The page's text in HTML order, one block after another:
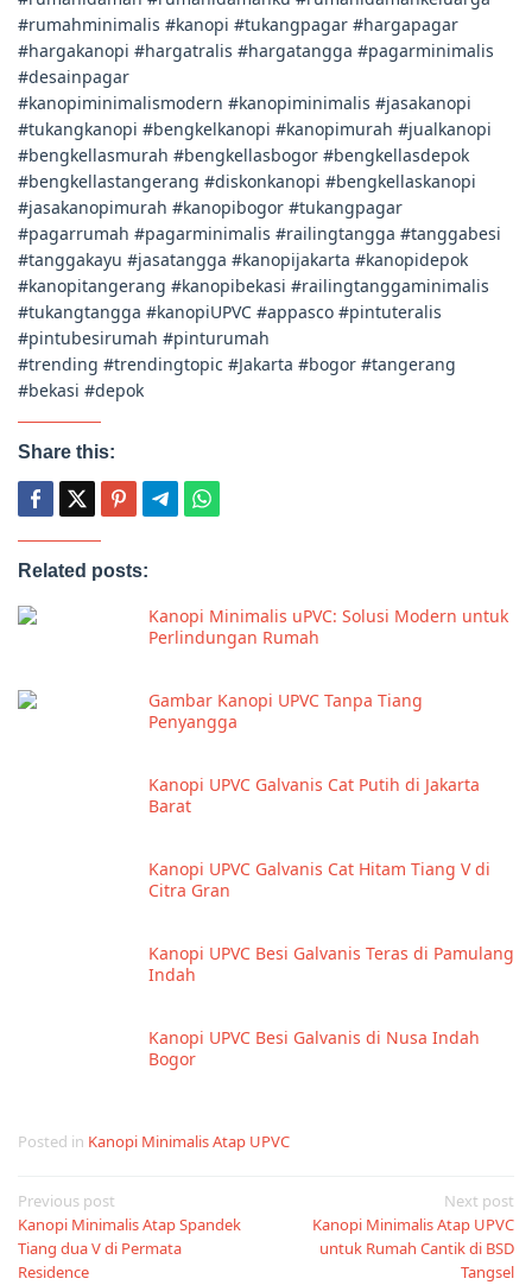
#rumahminimalis #kanopi #tukangpagar #hargapagar
#hargakanopi #hargatralis #hargatangga #pagarminimalis
#desainpagar
#kanopiminimalismodern #kanopiminimalis #jasakanopi
#tukangkanopi #bengkelkanopi #kanopimurah #jualkanopi
#bengkellasmurah #bengkellasbogor #bengkellasdepok
#bengkellastangerang #diskonkanopi #bengkellaskanopi
#jasakanopimurah #kanopibogor #tukangpagar
#pagarrumah #pagarminimalis #railingtangga #tanggabesi
#tanggakayu #jasatangga #kanopijakarta #kanopidepok
#kanopitangerang #kanopibekasi #railingtanggaminimalis
#tukangtangga #kanopiUPVC #appasco #pintuteralis
#pintubesirumah #pinturumah
#trending #trendingtopic #Jakarta #bogor #tangerang
#bekasi #depok
Share this:
Related posts:
Kanopi Minimalis uPVC: Solusi Modern untuk
Perlindungan Rumah
Gambar Kanopi UPVC Tanpa Tiang
Penyangga
Kanopi UPVC Galvanis Cat Putih di Jakarta
Barat
Kanopi UPVC Galvanis Cat Hitam Tiang V di
Citra Gran
Kanopi UPVC Besi Galvanis Teras di Pamulang
Indah
Kanopi UPVC Besi Galvanis di Nusa Indah
Bogor
Posted in Kanopi Minimalis Atap UPVC
Post
navigation
Previous post
Kanopi Minimalis Atap Spandek
Tiang dua V di Permata
Residence
Next post
Kanopi Minimalis Atap UPVC
untuk Rumah Cantik di BSD
Tangsel